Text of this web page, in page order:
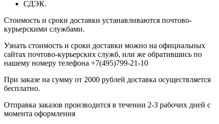
СДЭК.
Стоимость и сроки доставки устанавливаются почтово-
курьерскими службами.
Узнать стоимость и сроки доставки можно на официальных
сайтах почтово-курьерских служб, или же обратившись по
нашему номеру телефона +7(495)799-21-10
При заказе на сумму от 2000 рублей доставка осуществляется
бесплатно.
Отправка заказов производится в течении 2-3 рабочих дней с
момента оформления